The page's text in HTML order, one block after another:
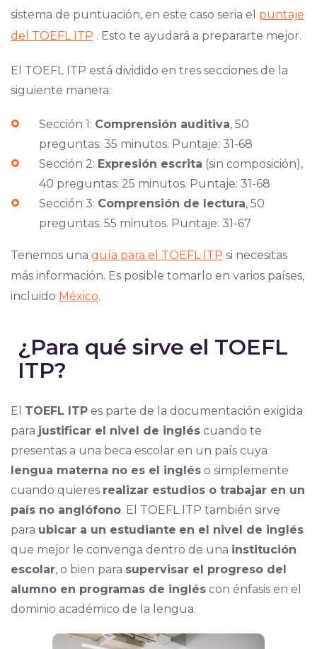
sistema de puntuación, en este caso seria el puntaje
del TOEFL ITP . Esto te ayudará a prepararte mejor.
El TOEFL ITP está dividido en tres secciones de la
siguiente manera:
Sección 1: Comprensión auditiva, 50
preguntas: 35 minutos. Puntaje: 31-68
Sección 2: Expresión escrita (sin composición),
40 preguntas: 25 minutos. Puntaje: 31-68
Sección 3: Comprensión de lectura, 50
preguntas: 55 minutos. Puntaje: 31-67
Tenemos una guía para el TOEFL ITP si necesitas
más información. Es posible tomarlo en varios países,
incluido México.
¿Para qué sirve el TOEFL
ITP?
El TOEFL ITP es parte de la documentación exigida
para justificar el nivel de inglés cuando te
presentas a una beca escolar en un país cuya
lengua materna no es el inglés o simplemente
cuando quieres realizar estudios o trabajar en un
país no anglófono. El TOEFL ITP también sirve
para ubicar a un estudiante en el nivel de inglés
que mejor le convenga dentro de una institución
escolar, o bien para supervisar el progreso del
alumno en programas de inglés con énfasis en el
dominio académico de la lengua.